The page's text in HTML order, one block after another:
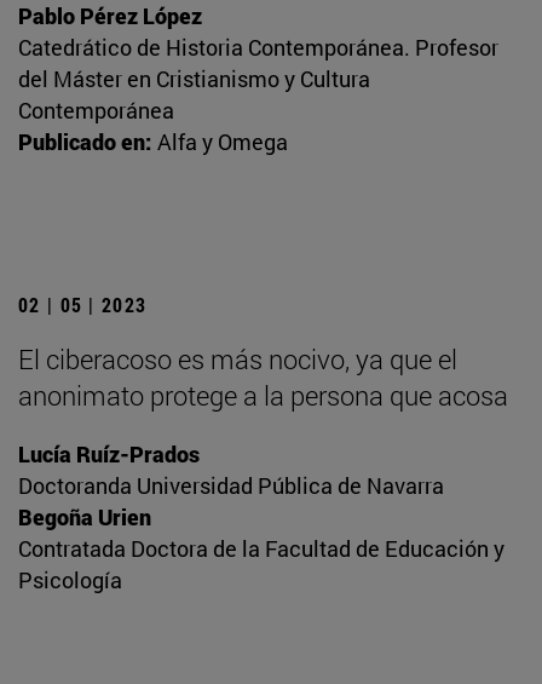
Pablo Pérez López
Catedrático de Historia Contemporánea. Profesor
del Máster en Cristianismo y Cultura
Contemporánea
Publicado en: Alfa y Omega
02 | 05 | 2023
El ciberacoso es más nocivo, ya que el
anonimato protege a la persona que acosa
Lucía Ruíz-Prados
Doctoranda Universidad Pública de Navarra
Begoña Urien
Contratada Doctora de la Facultad de Educación y
Psicología